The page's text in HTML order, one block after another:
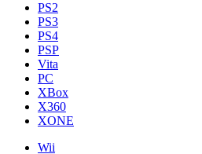
PS2
PS3
PS4
PSP
Vita
PC
XBox
X360
XONE
Wii